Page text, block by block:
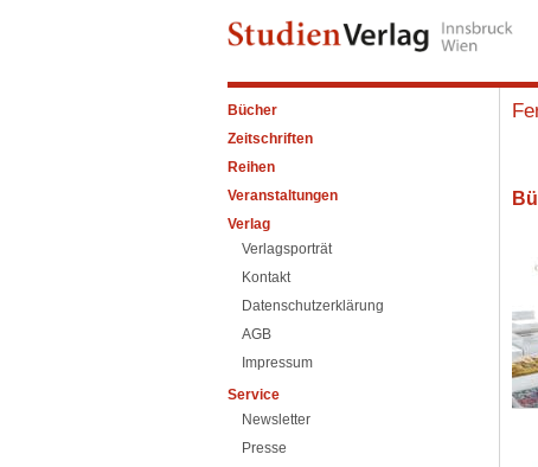
Bücher
Zeitschriften
Reihen
Veranstaltungen
Verlag
Verlagsporträt
Kontakt
Datenschutzerklärung
AGB
Impressum
Service
Newsletter
Presse